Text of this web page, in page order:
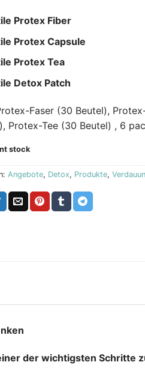
Protex Fiber
Protex Capsule
Protex Tea
Detox Patch
Faser (30 Beutel),
Protex-Tee (30 Beutel) , 6
stock
Angebote, Detox, Produkte,
der wichtigsten Schritte